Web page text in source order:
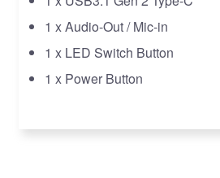
1 x Audio-Out / Mic-in
1 x LED Switch Button
1 x Power Button